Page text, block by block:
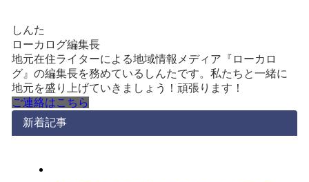
しんた
ローカログ編集長
地元在住ライターによる地域情報メディア『ローカロ
グ』の編集長を務めているしんたです。私たちと一緒に
地元を盛り上げていきましょう！頑張ります！
ご連絡はこちら
新着記事